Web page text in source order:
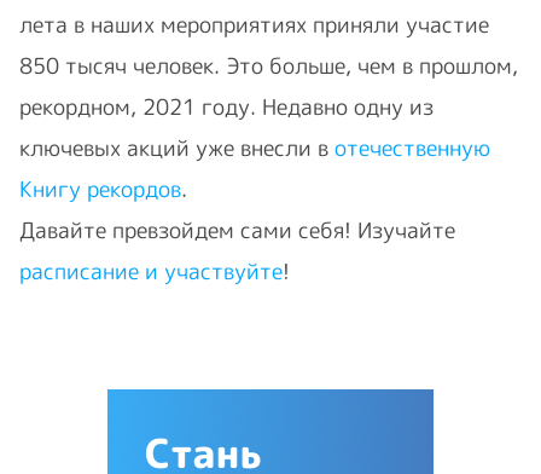
лета в наших мероприятиях приняли участие
850 тысяч человек. Это больше, чем в прошлом,
рекордном, 2021 году. Недавно одну из
ключевых акций уже внесли в отечественную
Книгу рекордов.
Давайте превзойдем сами себя! Изучайте
расписание и участвуйте!